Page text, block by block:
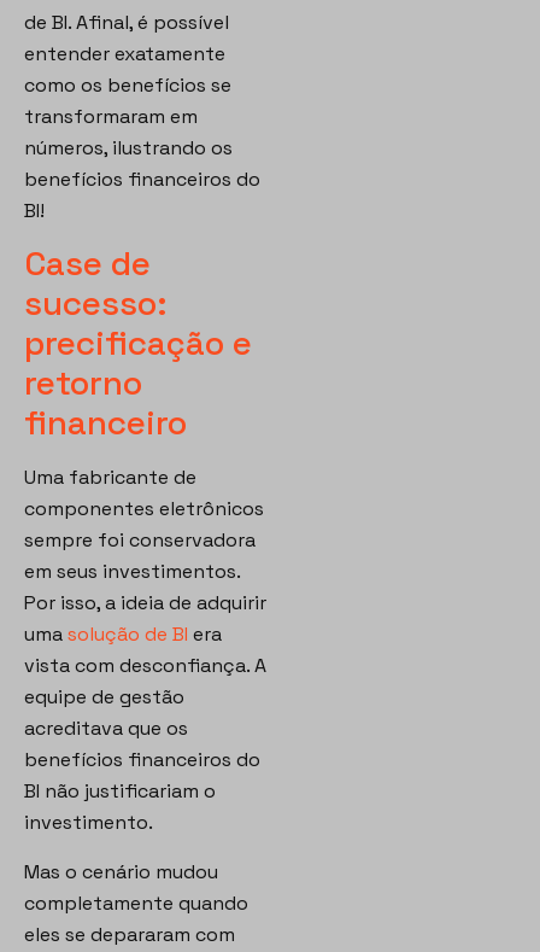
de BI. Afinal, é possível
entender exatamente
como os benefícios se
transformaram em
números, ilustrando os
benefícios financeiros do
BI!
Case de
sucesso:
precificação e
retorno
financeiro
Uma fabricante de
componentes eletrônicos
sempre foi conservadora
em seus investimentos.
Por isso, a ideia de adquirir
umasolução de BI era
vista com desconfiança. A
equipe de gestão
acreditava que os
benefícios financeiros do
BI não justificariam o
investimento.
Mas o cenário mudou
completamente quando
eles se depararam com